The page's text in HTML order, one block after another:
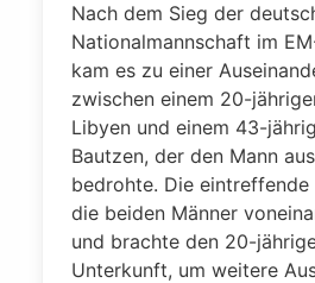
Nach dem Sieg der
Nationalmannschaft im
kam es zu einer
zwischen einem 20-
Libyen und einem 43-
Bautzen, der den Mann
bedrohte. Die
die beiden Männer
und brachte den 20-
Unterkunft, um weitere